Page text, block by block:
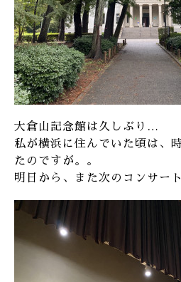
大倉山記念館は久しぶり…
私が横浜に住んでいた頃は、
たのですが。。
明日から、また次のコンサー